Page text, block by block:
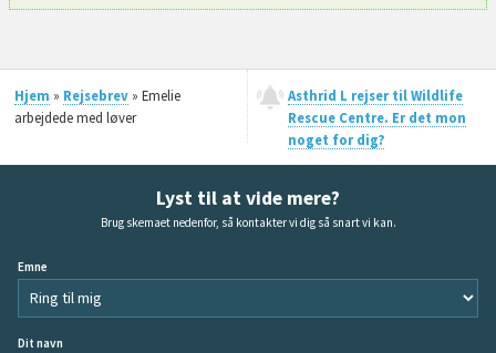
Hjem » Rejsebrev» Emelie
arbejdede med løver
Asthrid L rejser til Wildlife
Rescue Centre. Er det mon
noget for dig?
Lyst til at vide mere?
Brug skemaet nedenfor, så kontakter vi dig så snart vi kan.
Emne
Dit navn